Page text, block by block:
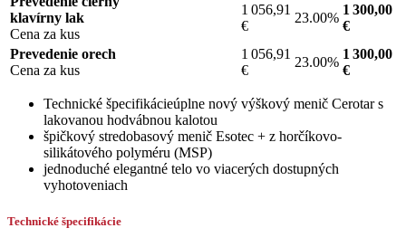
klavírny lak
Cena za kus
1 056,91
€
23.00%
1 300,00
€
Prevedenie orech
Cena za kus
1 056,91
€
23.00%
1 300,00
€
Technické špecifikácieúplne nový výškový menič Cerotar s
lakovanou hodvábnou kalotou
špičkový stredobasový menič Esotec + z horčíkovo-
silikátového polyméru (MSP)
jednoduché elegantné telo vo viacerých dostupných
vyhotoveniach
Technické špecifikácie